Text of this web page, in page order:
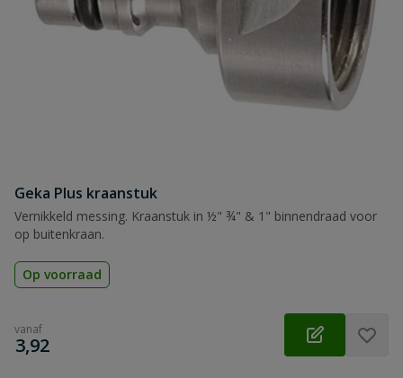
Geka Plus kraanstuk
Vernikkeld messing. Kraanstuk in ½" ¾" & 1" binnendraad voor
op buitenkraan.
Op voorraad
vanaf
€
3,92